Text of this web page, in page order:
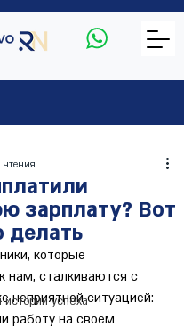
успеха
зарплату? Вот
делать
которые
нам, сталкиваются с
неприятной ситуацией:
работу на своём